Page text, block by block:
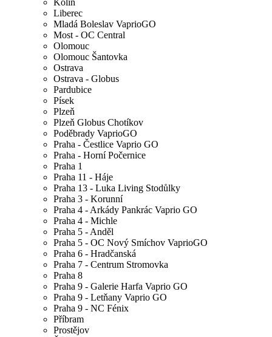
Kolín
Liberec
Mladá Boleslav VaprioGO
Most - OC Central
Olomouc
Olomouc Šantovka
Ostrava
Ostrava - Globus
Pardubice
Písek
Plzeň
Plzeň Globus Chotíkov
Poděbrady VaprioGO
Praha - Čestlice Vaprio GO
Praha - Horní Počernice
Praha 1
Praha 11 - Háje
Praha 13 - Luka Living Stodůlky
Praha 3 - Korunní
Praha 4 - Arkády Pankrác Vaprio GO
Praha 4 - Michle
Praha 5 - Anděl
Praha 5 - OC Nový Smíchov VaprioGO
Praha 6 - Hradčanská
Praha 7 - Centrum Stromovka
Praha 8
Praha 9 - Galerie Harfa Vaprio GO
Praha 9 - Letňany Vaprio GO
Praha 9 - NC Fénix
Příbram
Prostějov